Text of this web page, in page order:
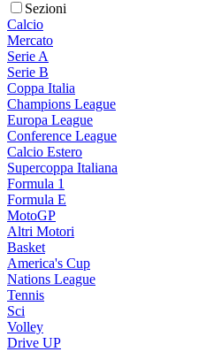
Sezioni
Calcio
Mercato
Serie A
Serie B
Coppa Italia
Champions League
Europa League
Conference League
Calcio Estero
Supercoppa Italiana
Formula 1
Formula E
MotoGP
Altri Motori
Basket
America's Cup
Nations League
Tennis
Sci
Volley
Drive UP